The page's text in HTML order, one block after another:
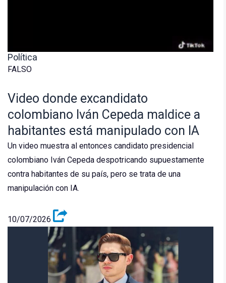
Política
FALSO
Video donde excandidato
colombiano Iván Cepeda maldice a
habitantes está manipulado con IA
Un video muestra al entonces candidato presidencial
colombiano Iván Cepeda despotricando supuestamente
contra habitantes de su país, pero se trata de una
manipulación con IA.
10/07/2026